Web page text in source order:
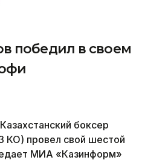
победил в своем
боксер
КО) провел свой шестой
МИА «Казинформ»